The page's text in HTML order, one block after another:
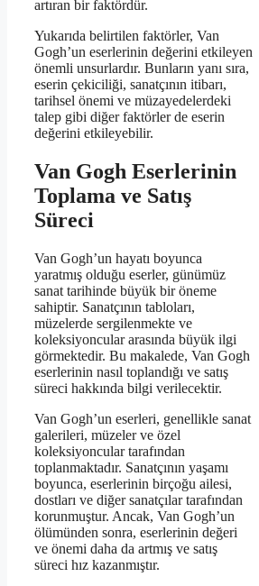
artıran bir faktördür.
Yukarıda belirtilen faktörler, Van
Gogh’un eserlerinin değerini etkileyen
önemli unsurlardır. Bunların yanı sıra,
eserin çekiciliği, sanatçının itibarı,
tarihsel önemi ve müzayedelerdeki
talep gibi diğer faktörler de eserin
değerini etkileyebilir.
Van Gogh Eserlerinin
Toplama ve Satış
Süreci
Van Gogh’un hayatı boyunca
yaratmış olduğu eserler, günümüz
sanat tarihinde büyük bir öneme
sahiptir. Sanatçının tabloları,
müzelerde sergilenmekte ve
koleksiyoncular arasında büyük ilgi
görmektedir. Bu makalede, Van Gogh
eserlerinin nasıl toplandığı ve satış
süreci hakkında bilgi verilecektir.
Van Gogh’un eserleri, genellikle sanat
galerileri, müzeler ve özel
koleksiyoncular tarafından
toplanmaktadır. Sanatçının yaşamı
boyunca, eserlerinin birçoğu ailesi,
dostları ve diğer sanatçılar tarafından
korunmuştur. Ancak, Van Gogh’un
ölümünden sonra, eserlerinin değeri
ve önemi daha da artmış ve satış
süreci hız kazanmıştır.